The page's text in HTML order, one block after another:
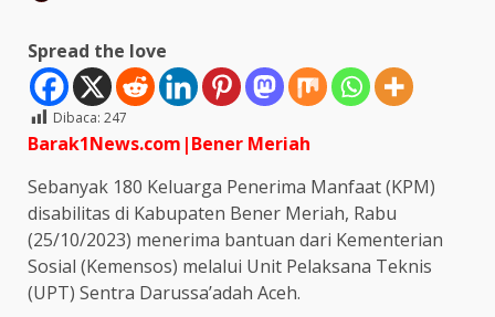
Spread the love
Dibaca: 247
Barak1News.com|Bener Meriah
Sebanyak 180 Keluarga Penerima Manfaat (KPM)
disabilitas di Kabupaten Bener Meriah, Rabu
(25/10/2023) menerima bantuan dari Kementerian
Sosial (Kemensos) melalui Unit Pelaksana Teknis
(UPT) Sentra Darussa’adah Aceh.